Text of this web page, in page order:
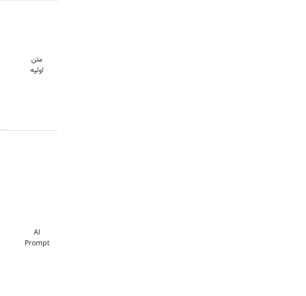
متن
اولیه
AI
Prompt